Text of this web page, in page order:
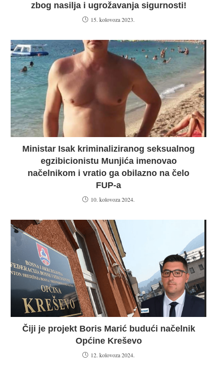
zbog nasilja i ugrožavanja sigurnosti!
15. kolovoza 2023.
Ministar Isak kriminaliziranog seksualnog
egzibicionistu Munjića imenovao
načelnikom i vratio ga obilazno na čelo
FUP-a
10. kolovoza 2024.
Čiji je projekt Boris Marić budući načelnik
Općine Kreševo
12. kolovoza 2024.